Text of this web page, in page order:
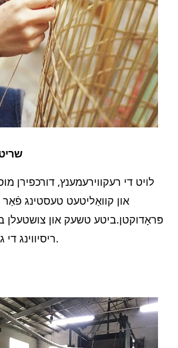
שריט 2:
לויט די רעקווירעמענץ, דורכפירן
און קוואַליטעט טעסטינג פֿאַר
פּראָדוקטן.ביטע טשעק און צושטעלן
ריסיווינג די גשמיות סאַמפּאַלז.